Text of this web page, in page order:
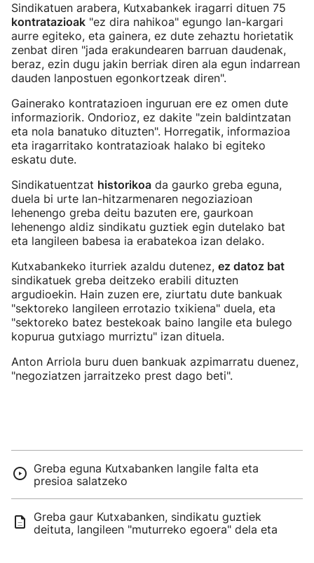
Sindikatuen arabera, Kutxabankek iragarri dituen 75
kontratazioak "ez dira nahikoa" egungo lan-kargari
aurre egiteko, eta gainera, ez dute zehaztu horietatik
zenbat diren "jada erakundearen barruan daudenak,
beraz, ezin dugu jakin berriak diren ala egun indarrean
dauden lanpostuen egonkortzeak diren".
Gainerako kontratazioen inguruan ere ez omen dute
informaziorik. Ondorioz, ez dakite "zein baldintzatan
eta nola banatuko dituzten". Horregatik, informazioa
eta iragarritako kontratazioak halako bi egiteko
eskatu dute.
Sindikatuentzat historikoa da gaurko greba eguna,
duela bi urte lan-hitzarmenaren negoziazioan
lehenengo greba deitu bazuten ere, gaurkoan
lehenengo aldiz sindikatu guztiek egin dutelako bat
eta langileen babesa ia erabatekoa izan delako.
Kutxabankeko iturriek azaldu dutenez, ez datoz bat
sindikatuek greba deitzeko erabili dituzten
argudioekin. Hain zuzen ere, ziurtatu dute bankuak
"sektoreko langileen errotazio txikiena" duela, eta
"sektoreko batez bestekoak baino langile eta bulego
kopurua gutxiago murriztu" izan dituela.
Anton Arriola buru duen bankuak azpimarratu duenez,
"negoziatzen jarraitzeko prest dago beti".
Greba eguna Kutxabanken langile falta eta
presioa salatzeko
Greba gaur Kutxabanken, sindikatu guztiek
deituta, langileen "muturreko egoera" dela eta